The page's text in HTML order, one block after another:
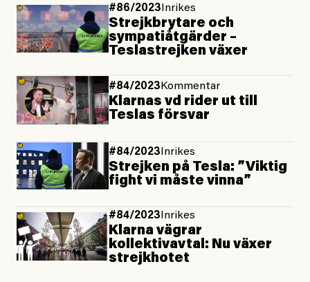
#86/2023 Inrikes
Strejkbrytare och
sympatiåtgärder –
Teslastrejken växer
#84/2023 Kommentar
Klarnas vd rider ut till
Teslas försvar
#84/2023 Inrikes
Strejken på Tesla: ”Viktig
fight vi måste vinna”
#84/2023 Inrikes
Klarna vägrar
kollektivavtal: Nu växer
strejkhotet